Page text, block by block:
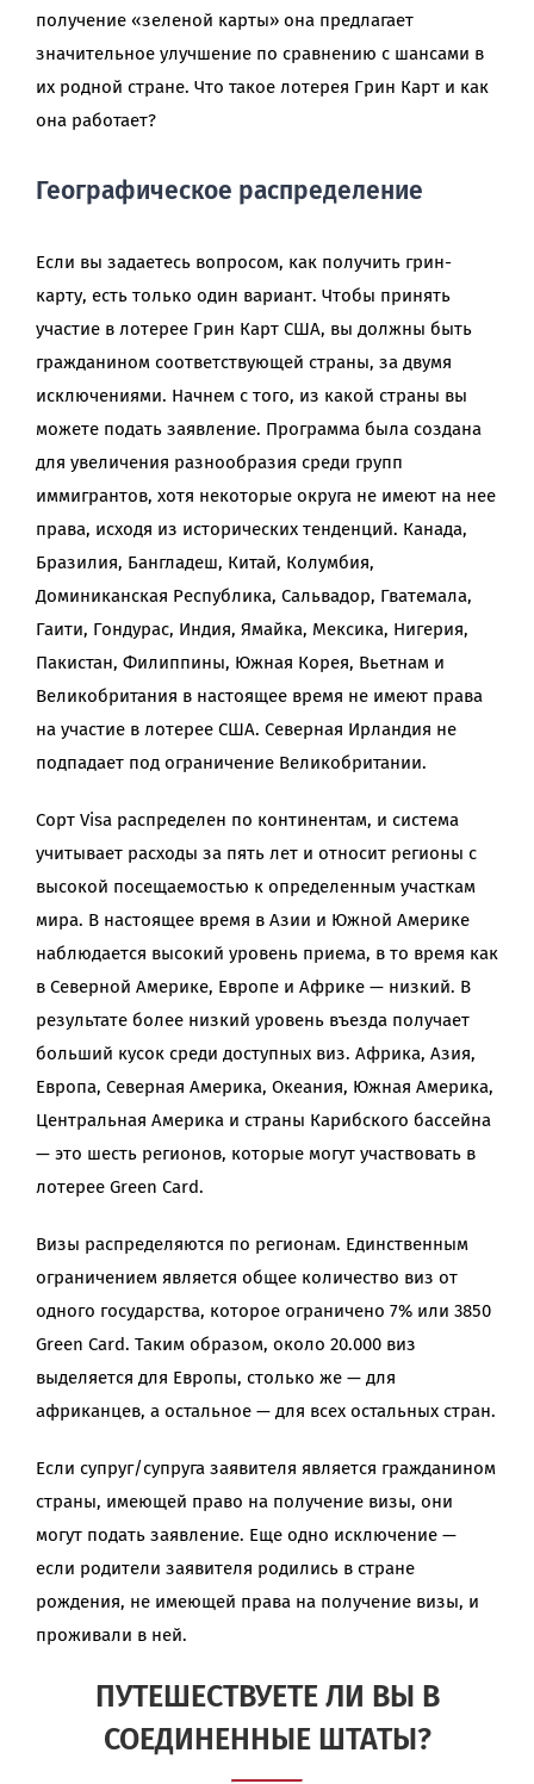
получение «зеленой карты» она предлагает
значительное улучшение по сравнению с шансами в
их родной стране. Что такое лотерея Грин Карт и как
она работает?
Географическое распределение
Если вы задаетесь вопросом, как получить грин-
карту, есть только один вариант. Чтобы принять
участие в лотерее Грин Карт США, вы должны быть
гражданином соответствующей страны, за двумя
исключениями. Начнем с того, из какой страны вы
можете подать заявление. Программа была создана
для увеличения разнообразия среди групп
иммигрантов, хотя некоторые округа не имеют на нее
права, исходя из исторических тенденций. Канада,
Бразилия, Бангладеш, Китай, Колумбия,
Доминиканская Республика, Сальвадор, Гватемала,
Гаити, Гондурас, Индия, Ямайка, Мексика, Нигерия,
Пакистан, Филиппины, Южная Корея, Вьетнам и
Великобритания в настоящее время не имеют права
на участие в лотерее США. Северная Ирландия не
подпадает под ограничение Великобритании.
Сорт Visa распределен по континентам, и система
учитывает расходы за пять лет и относит регионы с
высокой посещаемостью к определенным участкам
мира. В настоящее время в Азии и Южной Америке
наблюдается высокий уровень приема, в то время как
в Северной Америке, Европе и Африке — низкий. В
результате более низкий уровень въезда получает
больший кусок среди доступных виз. Африка, Азия,
Европа, Северная Америка, Океания, Южная Америка,
Центральная Америка и страны Карибского бассейна
— это шесть регионов, которые могут участвовать в
лотерее Green Card.
Визы распределяются по регионам. Единственным
ограничением является общее количество виз от
одного государства, которое ограничено 7% или 3850
Green Card. Таким образом, около 20.000 виз
выделяется для Европы, столько же — для
африканцев, а остальное — для всех остальных стран.
Если супруг/супруга заявителя является гражданином
страны, имеющей право на получение визы, они
могут подать заявление. Еще одно исключение —
если родители заявителя родились в стране
рождения, не имеющей права на получение визы, и
проживали в ней.
ПУТЕШЕСТВУЕТЕ ЛИ ВЫ В
СОЕДИНЕННЫЕ ШТАТЫ?